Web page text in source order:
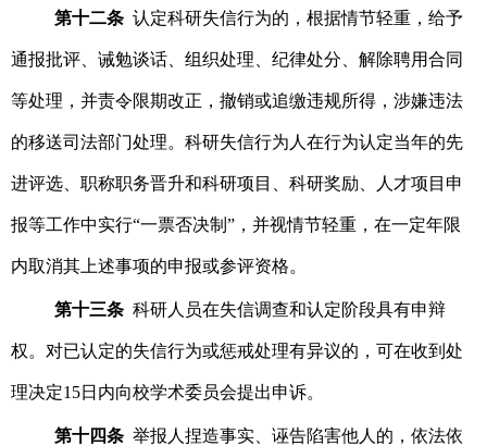
第十二条 认定科研失信行为的，根据情节轻重，给予
通报批评、诫勉谈话、组织处理、纪律处分、解除聘用合同
等处理，并责令限期改正，撤销或追缴违规所得，涉嫌违法
的移送司法部门处理。科研失信行为人在行为认定当年的先
进评选、职称职务晋升和科研项目、科研奖励、人才项目申
报等工作中实行“一票否决制”，并视情节轻重，在一定年限
内取消其上述事项的申报或参评资格。
第十三条 科研人员在失信调查和认定阶段具有申辩
权。对已认定的失信行为或惩戒处理有异议的，可在收到处
理决定15日内向校学术委员会提出申诉。
第十四条 举报人捏造事实、诬告陷害他人的，依法依